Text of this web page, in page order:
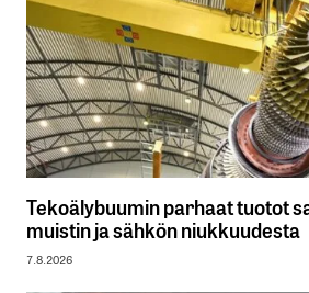
Tekoälybuumin parhaat tuotot
muistin ja sähkön niukkuudesta
7.8.2026